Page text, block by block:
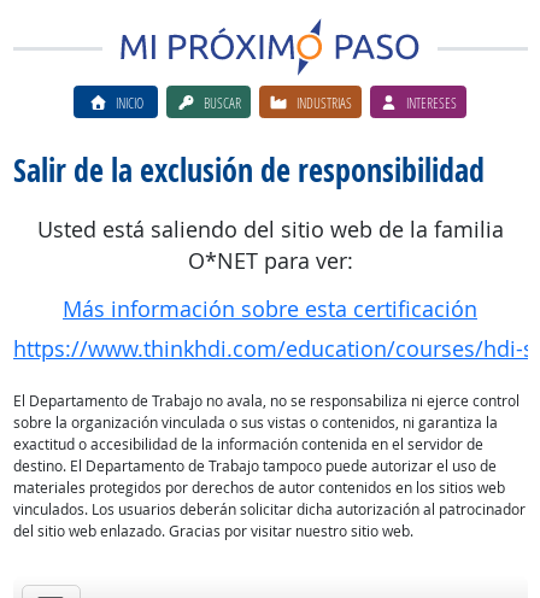
INICIO BUSCAR INDUSTRIAS INTERESES
Salir de la exclusión de responsibilidad
Usted está saliendo del sitio web de la familia
O*NET para ver:
Más información sobre esta certificación
https://www.thinkhdi.com/education/courses/hdi-
El Departamento de Trabajo no avala, no se responsabiliza ni ejerce control
sobre la organización vinculada o sus vistas o contenidos, ni garantiza la
exactitud o accesibilidad de la información contenida en el servidor de
destino. El Departamento de Trabajo tampoco puede autorizar el uso de
materiales protegidos por derechos de autor contenidos en los sitios web
vinculados. Los usuarios deberán solicitar dicha autorización al patrocinador
del sitio web enlazado. Gracias por visitar nuestro sitio web.